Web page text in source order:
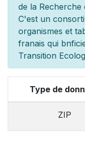
de la Recherche
C'est un
organismes et
franais qui bn
Transition
Type de
ZIP